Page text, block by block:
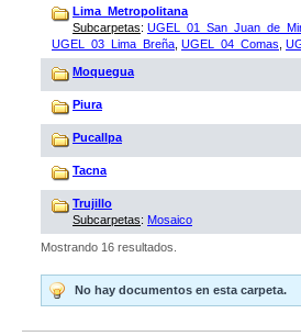
Lima_Metropolitana
Subcarpetas:
UGEL_03_Lima_Breña UGEL_04_Comas
Moquegua
Piura
Pucallpa
Tacna
Trujillo
Subcarpetas: Mosaico
Mostrando 16 resultados.
No hay documentos en esta carpeta.